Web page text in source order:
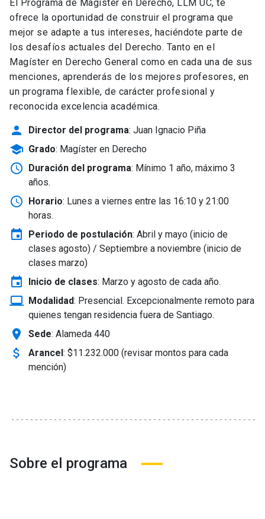
El Programa de Magíster en Derecho, LLM UC, te
ofrece la oportunidad de construir el programa que
mejor se adapte a tus intereses, haciéndote parte de
los desafíos actuales del Derecho. Tanto en el
Magíster en Derecho General como en cada una de sus
menciones, aprenderás de los mejores profesores, en
un programa flexible, de carácter profesional y
reconocida excelencia académica.
person Director del programa: Juan Ignacio Piña
school Grado: Magíster en Derecho
schedule Duración del programa: Mínimo 1 año, máximo 3
años.
schedule Horario: Lunes a viernes entre las 16:10 y 21:00
horas.
event Periodo de postulación: Abril y mayo (inicio de
clases agosto) / Septiembre a noviembre (inicio de
clases marzo)
event Inicio de clases: Marzo y agosto de cada año.
laptop_windows Modalidad: Presencial. Excepcionalmente remoto para
quienes tengan residencia fuera de Santiago.
location_on Sede: Alameda 440
attach_money Arancel: $11.232.000 (revisar montos para cada
mención)
Sobre el programa